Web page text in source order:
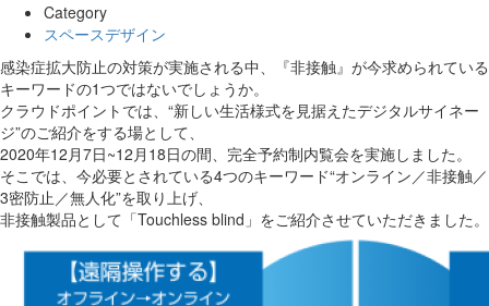
Category
スペースデザイン
感染症拡大防止の対策が実施される中、『非接触』が今求められている
キーワードの1つではないでしょうか。
クラウドポイントでは、“新しい生活様式を見据えたデジタルサイネー
ジ”のご紹介をする場として、
2020年12月7日~12月18日の間、完全予約制内覧会を実施しました。
そこでは、今必要とされている4つのキーワード“オンライン／非接触／
3密防止／無人化”を取り上げ、
非接触製品として「Touchless blind」をご紹介させていただきました。